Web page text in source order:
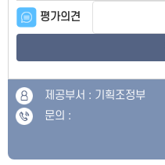
평가의견
제공부서 : 기획조정부
문의 :